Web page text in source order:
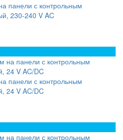
панели с контрольным
230-240 V AC
панели с контрольным
24 V AC/DC